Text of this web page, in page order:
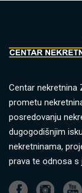
Centar nekretnina
prometu
posredovanju
dugogodišnjim
nekretninama,
prava te odnosa s